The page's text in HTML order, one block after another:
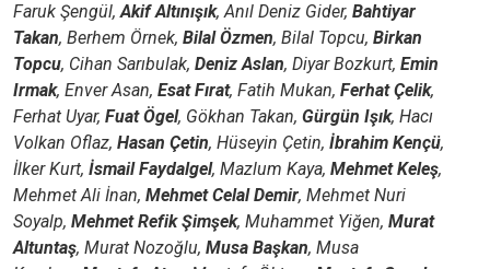
Faruk Şengül,Akif Altınışık, Anıl Deniz Gider, Bahtiyar
Takan, Berhem Örnek, Bilal Özmen, Bilal Topcu, Birkan
Topcu, Cihan Sarıbulak, Deniz Aslan, Diyar Bozkurt, Emin
Irmak, Enver Asan, Esat Fırat, Fatih Mukan, Ferhat Çelik,
Ferhat Uyar, Fuat Ögel, Gökhan Takan, Gürgün Işık, Hacı
Volkan Oflaz, Hasan Çetin, Hüseyin Çetin, İbrahim Kençü,
İlker Kurt, İsmail Faydalgel, Mazlum Kaya, Mehmet Keleş,
Mehmet Ali İnan, Mehmet Celal Demir, Mehmet Nuri
Soyalp, Mehmet Refik Şimşek, Muhammet Yiğen, Murat
Altuntaş, Murat Nozoğlu, Musa Başkan, Musa